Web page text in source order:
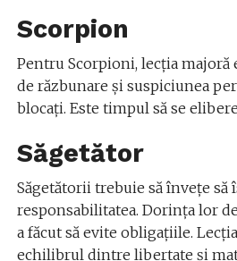
Scorpion
Pentru Scorpioni, lecția majoră
de răzbunare și suspiciunea
blocați. Este timpul să se
Săgetător
Săgetătorii trebuie să învețe să
responsabilitatea. Dorința lor
a făcut să evite obligațiile.
echilibrul dintre libertate și